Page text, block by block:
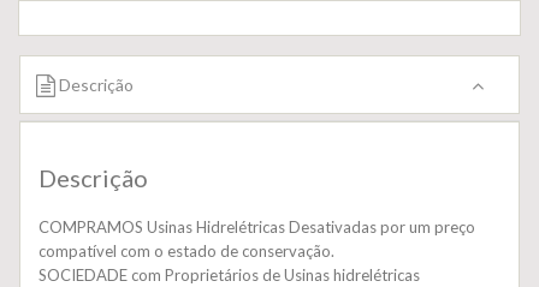
Descrição
Descrição
COMPRAMOS Usinas Hidrelétricas Desativadas por um preço
compatível com o estado de conservação.
SOCIEDADE com Proprietários de Usinas hidrelétricas